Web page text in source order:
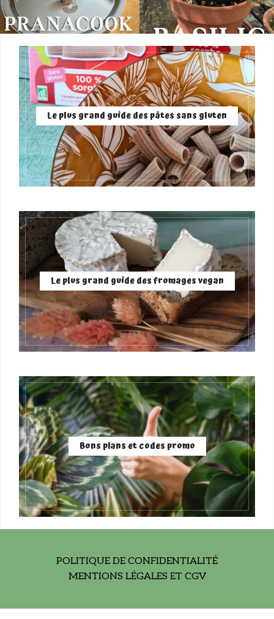
Le plus grand guide des pâtes sans gluten
Le plus grand guide des fromages vegan
Bons plans et codes promo
POLITIQUE DE CONFIDENTIALITÉ
MENTIONS LÉGALES ET CGV